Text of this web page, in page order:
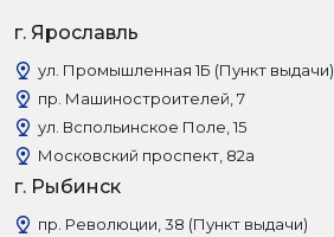
г. Ярославль
ул. Промышленная 1Б (Пункт выдачи)
пр. Машиностроителей, 7
ул. Вспольинское Поле, 15
Московский проспект, 82а
г. Рыбинск
пр. Революции, 38 (Пункт выдачи)